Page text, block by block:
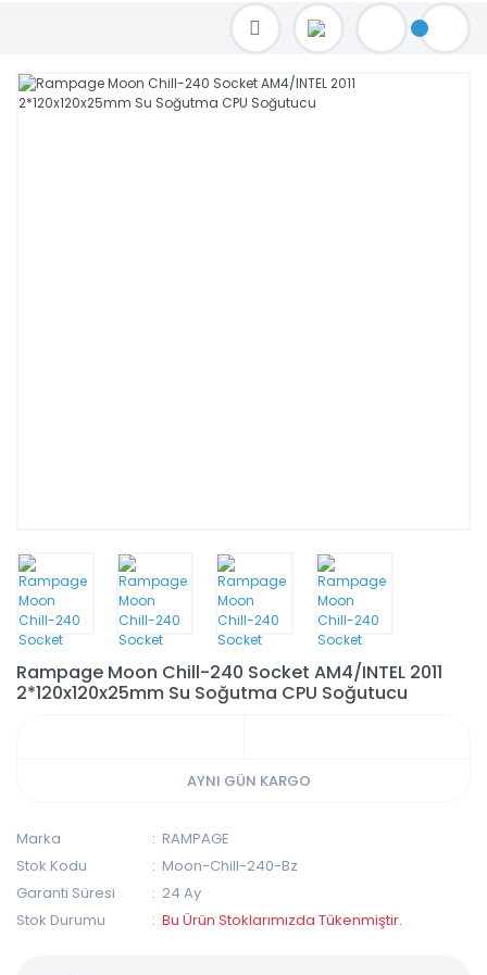
TOPTAN FİYAT ALMAK İÇİN satis@toptanbilgisayar.net MAİL ATINIZ.
SİPARİŞLERİNİZİ AYNI GÜN KARGO İLE GÖNDERİYORUZ!
Rampage Moon Chill-240 Socket AM4/INTEL 2011
2*120x120x25mm Su Soğutma CPU Soğutucu
AYNI GÜN KARGO
Marka
RAMPAGE
Stok Kodu
Moon-Chill-240-Bz
Garanti Süresi
24 Ay
Stok Durumu
Bu Ürün Stoklarımızda Tükenmiştir.